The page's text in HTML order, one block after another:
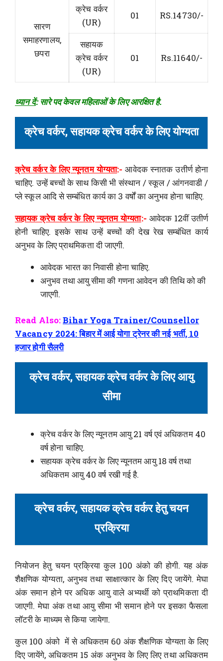
सारण
समाहरणालय,
छपरा
क्रेच वर्कर
(UR)
01 RS.14730/-
सहायक
क्रेच वर्कर
(UR)
01 Rs.11640/-
ध्यान दें: सारे पद केवल महिलाओं के लिए आरक्षित है.
क्रेच वर्कर, सहायक क्रेच वर्कर के लिए योग्यता
क्रेच वर्कर के लिए न्यूनतम योग्यता:-आवेदक स्नातक उतीर्ण होना
चाहिए. उन्हें बच्चों के साथ किसी भी संस्थान / स्कूल / आंगनवाडी /
प्ले स्कूल आदि से सम्बंधित कार्य का 3 वर्षों का अनुभव होना चाहिए.
सहायक क्रेच वर्कर के लिए न्यूनतम योग्यता:- आवेदक 12वीं उतीर्ण
होनी चाहिए. इसके साथ उन्हें बच्चों की देख रेख सम्बंधित कार्य
अनुभव के लिए प्राथमिकता दी जाएगी.
आवेदक भारत का निवासी होना चाहिए.
अनुभव तथा आयु सीमा की गणना आवेदन की तिथि को की
जाएगी.
Read Also:Bihar Yoga Trainer/Counsellor
Vacancy 2024: बिहार में आई योगा ट्रेनर की नई भर्ती, 10
हजार होगी सैलरी
क्रेच वर्कर, सहायक क्रेच वर्कर के लिए आयु
सीमा
क्रेच वर्कर के लिए न्यूनतम आयु 21 वर्ष एवं अधिकतम 40
वर्ष होना चाहिए.
सहायक क्रेच वर्कर के लिए न्यूनतम आयु 18 वर्ष तथा
अधिकतम आयु 40 वर्ष रखी गई है.
क्रेच वर्कर, सहायक क्रेच वर्कर हेतु चयन
प्रक्रिया
नियोजन हेतु चयन प्रक्रिया कुल 100 अंको की होगी. यह अंक
शैक्षणिक योग्यता, अनुभव तथा साक्षात्कार के लिए दिए जायेंगे. मेघा
अंक समान होने पर अधिक आयु वाले अभ्यर्थी को प्राथमिकता दी
जाएगी. मेघा अंक तथा आयु सीमा भी समान होने पर इसका फैसला
लॉटरी के माध्यम से किया जायेगा.
कुल 100 अंको में से अधिकतम 60 अंक शैक्षणिक योग्यता के लिए
दिए जायेंगे, अधिकतम 15 अंक अनुभव के लिए लिए तथा अधिकतम